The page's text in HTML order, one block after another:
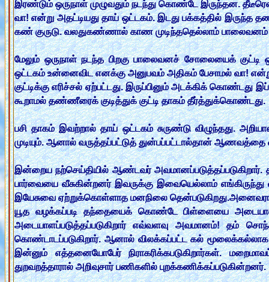
இரண்டும் ஒருநாள் முழுவதும் நடந்து கொண்டே இருந்தன.
வா! என்று அதட்டியது தாய் ஒட்டகம். இடது பக்கத்தில் இருந்த
கண் குருடு. வலதுகண்ணால் காண முடிந்ததெல்லாம்
மேலும் ஒருநாள் நடந்த பிறகு பாலைவனச் சோலையைக்
ஒட்டகம் உன்னைவிட எனக்கு அனுபவம் அதிகம் பேசாமல் வா!
குட்டிக்கு எரிச்சல் ஏற்பட்டது. இருப்பினும் அடக்கிக்
கூறாமல் தண்ணீரைக் குடித்துக் குட்டி தாகம் தீர்த்துக்கொண்டது.
பசி தாகம் இவற்றால் தாய் ஒட்டகம் சுருண்டு விழுந்தது.
முடியும். ஆனால் வருத்தப்பட்டுத் துன்பப்பட்டால்தான் ஆணவத்தை
இன்றைய நற்செய்தியில் ஆண்டவர்
பார்வையை வீசுகின்றனர் இவருக்கு இவையெல்லாம்
இயேசுவை ஏற்றுக்கொள்ளாத மனநிலை
யூத வழக்கப்படி தந்தையைக் கொண்டே பிள்ளையை
அடையாளப்படுத்தப்படுகிறார் எவ்வளவு அவமானம்! தம்
கொண்டாடப்படுகிறார். ஆனால் விலக்கப்பட்ட கல் மூலைக்கல்லாக
இன்னும் எத்தனையோபேர் நிராகரிக்கபடுகிறார்கள்.
துறவறத்தாரால் அறிவுசார் பணிகளில் புறக்கணிக்கப்படுகின்றனர்.